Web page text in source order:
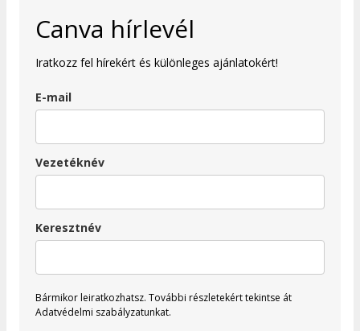
Canva hírlevél
Iratkozz fel hírekért és különleges ajánlatokért!
E-mail
Vezetéknév
Keresztnév
Bármikor leiratkozhatsz. További részletekért tekintse át
Adatvédelmi szabályzatunkat.